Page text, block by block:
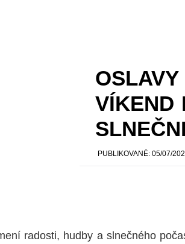
VÍKEND
PUBLIKOVANÉ: 05/07/
radosti, hudby a slnečného